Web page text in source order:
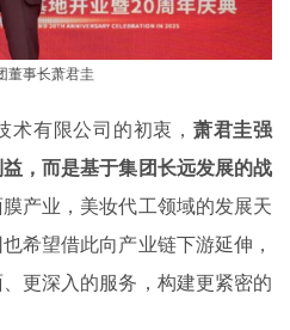
董事长萧君圭
术有限公司的初衷， 萧君圭强
，而是基于集团长远发展的战
产业，美妆代工领域的发展天
希望借此向产业链下游延伸，
更深入的服务，构建更紧密的